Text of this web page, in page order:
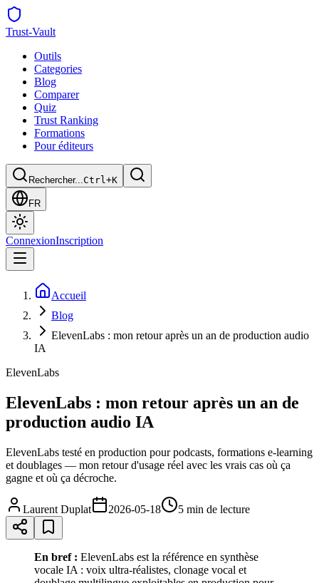
Trust-Vault
Outils
Categories
Blog
Comparer
Quiz
Trust Ranking
Formations
Pour éditeurs
Rechercher...Ctrl+K
FR
ConnexionInscription
Accueil
Blog
ElevenLabs : mon retour après un an de production audio
IA
ElevenLabs
ElevenLabs : mon retour après un an de
production audio IA
ElevenLabs testé en production pour podcasts, formations e-learning
et doublages — mon retour d'usage réel avec les vrais cas où ça
gagne et où ça décroche.
Laurent Duplat 2026-05-18 5 min de lecture
En bref : ElevenLabs est la référence en synthèse
vocale IA : voix ultra-réalistes, clonage vocal et